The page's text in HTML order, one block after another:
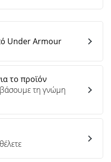
το προϊόν
τη γνώμη
Under Armour